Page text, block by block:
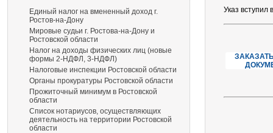
Единый налог на вмененный доход г.
Ростов-на-Дону
Мировые судьи г. Ростова-на-Дону и
Ростовской области
Налог на доходы физических лиц (новые
формы 2-НДФЛ, 3-НДФЛ)
Налоговые инспекции Ростовской области
Органы прокуратуры Ростовской области
Прожиточный минимум в Ростовской
области
Список нотариусов, осуществляющих
деятельность на территории Ростовской
области
Указ